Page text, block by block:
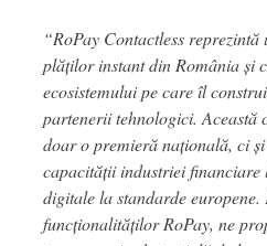
“RoPay Contactless
plăților instant din România și
ecosistemului pe care îl
partenerii tehnologici. Această
doar o premieră națională, ci
capacității industriei
digitale la standarde
funcționalităților RoPay, ne